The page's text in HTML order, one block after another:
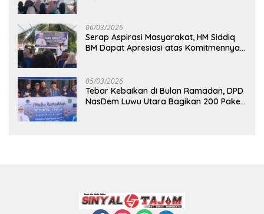
06/03/2026
Serap Aspirasi Masyarakat, HM Siddiq
BM Dapat Apresiasi atas Komitmennya
05/03/2026
Tebar Kebaikan di Bulan Ramadan, DPD
NasDem Luwu Utara Bagikan 200 Paket